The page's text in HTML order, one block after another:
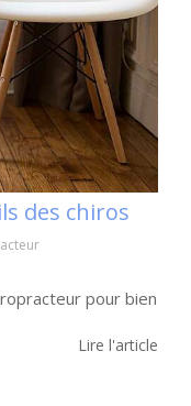
des chiros
pour bien
Lire l'article